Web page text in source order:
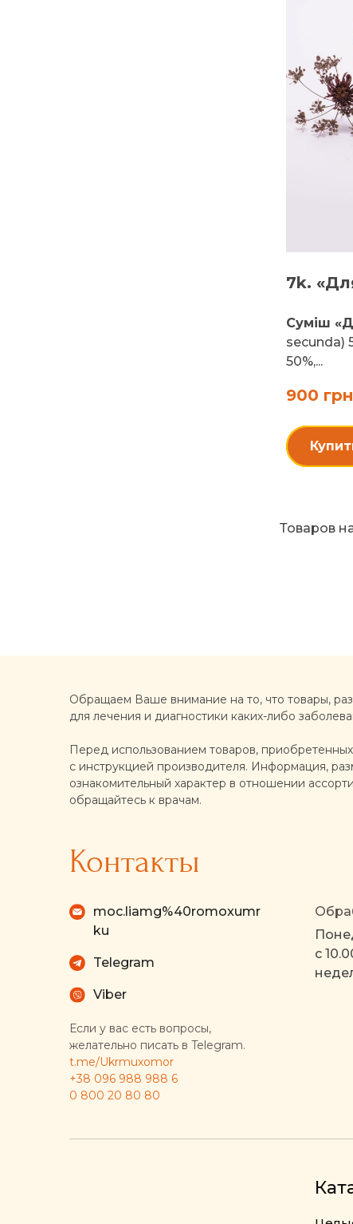
7k.
Суміш
secunda)
50%,...
900 грн
Товаров
Обращаем Ваше внимание на то, что товары,
для лечения и диагностики каких-либо
Перед использованием товаров,
с инструкцией производителя. Информация,
ознакомительный характер в отношении
обращайтесь к врачам.
Контакты
moc.liamg%40romoxumr
ku
Telegram
Viber
Если у вас есть вопросы,
желательно писать в Telegram.
t.me/Ukrmuxomor
+38 096 988 988 6
0 800 20 80 80
с